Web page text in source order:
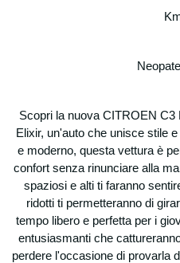
Scopri la nuova CITROEN C3
Elixir, un'auto che unisce stile
e moderno, questa vettura è
confort senza rinunciare alla
spaziosi e alti ti faranno
ridotti ti permetteranno di
tempo libero e perfetta per i
entusiasmanti che
perdere l'occasione di provarla